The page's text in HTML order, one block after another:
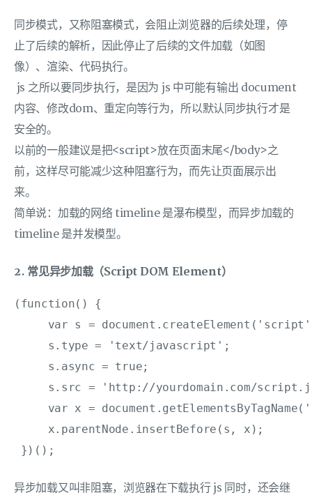
同步模式，又称阻塞模式，会阻止浏览器的后续处理，停
止了后续的解析，因此停止了后续的文件加载（如图
像）、渲染、代码执行。
js 之所以要同步执行，是因为 js 中可能有输出 document
内容、修改dom、重定向等行为，所以默认同步执行才是
安全的。
以前的一般建议是把<script>放在页面末尾</body>之
前，这样尽可能减少这种阻塞行为，而先让页面展示出
来。
简单说：加载的网络 timeline 是瀑布模型，而异步加载的
timeline 是并发模型。
2. 常见异步加载（Script DOM Element）
(function() {
var s =
     s.type = 'text/javascript';
     s.async = true;
s.src = 'http://yourdomain.com/
var x =
     x.parentNode.insertBefore(s, x);
})();
异步加载又叫非阻塞，浏览器在下载执行 js 同时，还会继